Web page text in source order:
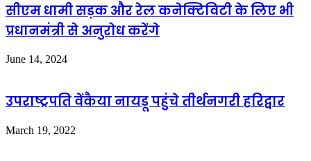
सीएम धामी सड़क और रेल कनेक्टिविटी के लिए भी
प्रधानमंत्री से अनुरोध करेंगे
June 14, 2024
उपराष्ट्रपति वेंकैया नायडू पहुंचे तीर्थनगरी हरिद्वार
March 19, 2022